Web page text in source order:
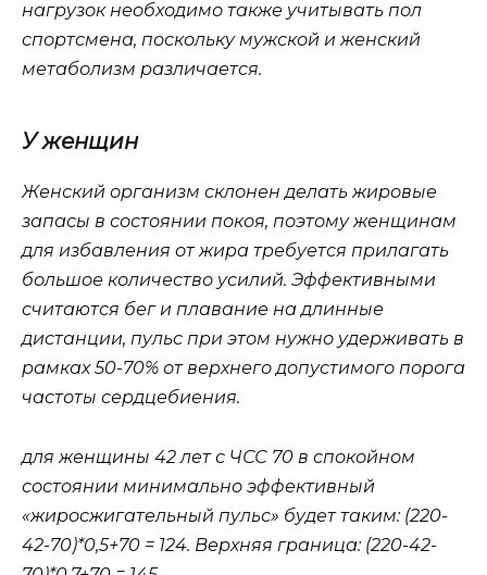
нагрузок необходимо также учитывать пол
спортсмена, поскольку мужской и женский
метаболизм различается.
У женщин
Женский организм склонен делать жировые
запасы в состоянии покоя, поэтому женщинам
для избавления от жира требуется прилагать
большое количество усилий. Эффективными
считаются бег и плавание на длинные
дистанции, пульс при этом нужно удерживать в
рамках 50-70% от верхнего допустимого порога
частоты сердцебиения.
для женщины 42 лет с ЧСС 70 в спокойном
состоянии минимально эффективный
«жиросжигательный пульс» будет таким: (220-
42-70)*0,5+70 = 124. Верхняя граница: (220-42-